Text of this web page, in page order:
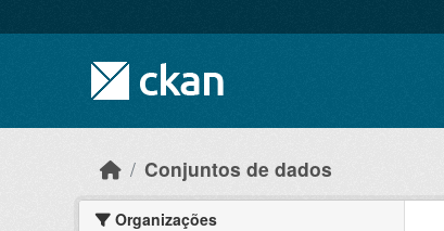
Conjuntos de dados
Organizações